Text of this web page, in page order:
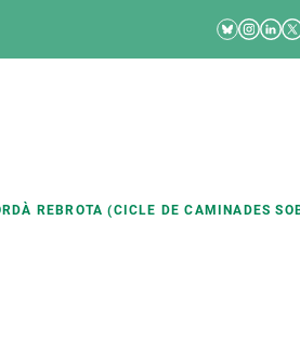
Bluesky
REBROTA (CICLE DE CAMINADES